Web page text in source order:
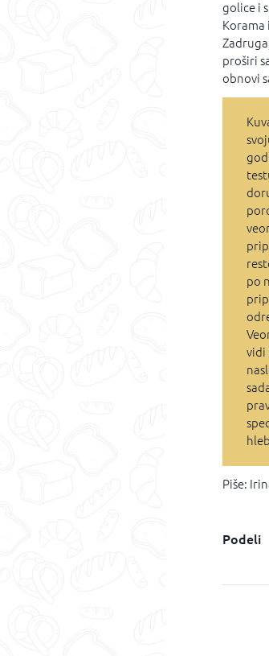
golice i
Korama
proširi
obnovi
po
vidi
Piše:
Podeli